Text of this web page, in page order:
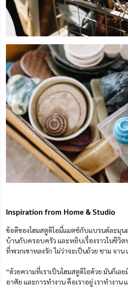
Inspiration from Home & Studio
ข้อดีของโฮมสตูดิโอมี่แมตช์กับแบรนด์ละมุน
บ้านกับครอบครัว และหยิบเรื่องราวในชีวิต
ที่พวกเขาหลงรัก ไม่ว่าจะเป็นถ้วย ชาม จาน
“ด้วยความที่เราเป็นโฮมสตูดิโอด้วย มันก็เ
อาศัย และการทำงาน คือเราอยู่ เราทำงาน แ